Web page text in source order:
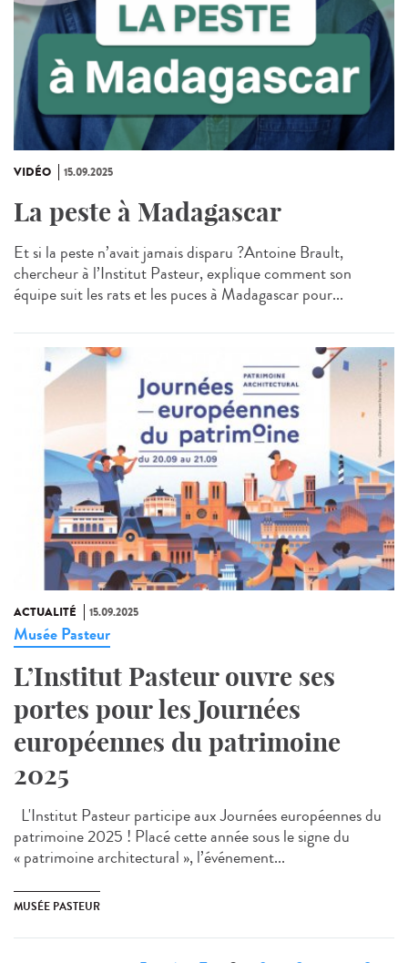
VIDÉO 15.09.2025
La peste à Madagascar
Et si la peste n’avait jamais disparu ?Antoine Brault,
chercheur à l’Institut Pasteur, explique comment son
équipe suit les rats et les puces à Madagascar pour...
ACTUALITÉ 15.09.2025
Musée Pasteur
L’Institut Pasteur ouvre ses
portes pour les Journées
européennes du patrimoine
2025
L'Institut Pasteur participe aux Journées européennes du
patrimoine 2025 ! Placé cette année sous le signe du
« patrimoine architectural », l’événement...
MUSÉE PASTEUR